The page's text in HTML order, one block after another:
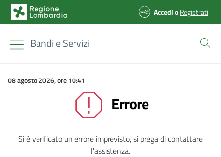
AccedioRegistrati
Bandi e Servizi
08 agosto 2026, ore 10:41
Errore
Si è verificato un errore imprevisto, si prega di contattare
l'assistenza.